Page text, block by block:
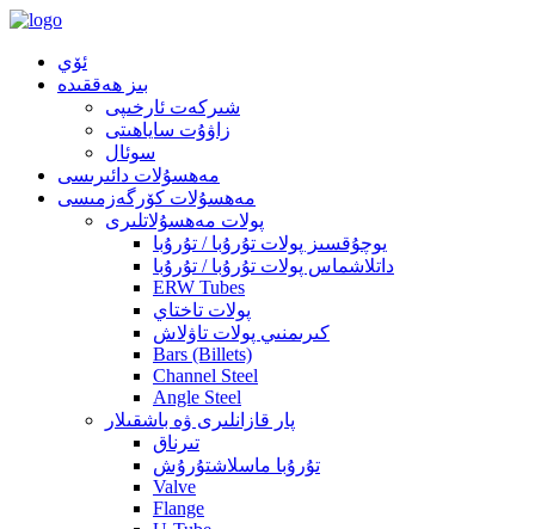
ئۆي
بىز ھەققىدە
شىركەت ئارخىپى
زاۋۇت ساياھىتى
سوئال
مەھسۇلات دائىرىسى
مەھسۇلات كۆرگەزمىسى
پولات مەھسۇلاتلىرى
يوچۇقسىز پولات تۇرۇبا / تۇرۇبا
داتلاشماس پولات تۇرۇبا / تۇرۇبا
ERW Tubes
پولات تاختاي
كىرىمنىي پولات تاۋلاش
Bars (Billets)
Channel Steel
Angle Steel
پار قازانلىرى ۋە باشقىلار
تىرناق
تۇرۇبا ماسلاشتۇرۇش
Valve
Flange